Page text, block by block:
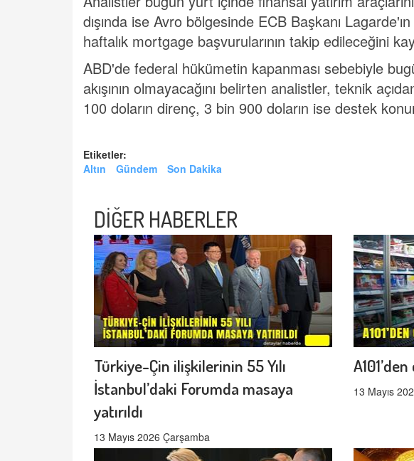
dışında ise Avro bölgesinde ECB Başkanı
haftalık mortgage başvurularının takip edileceğini
ABD'de federal hükümetin kapanması sebebiyle
akışının olmayacağını belirten analistler, teknik
100 doların direnç, 3 bin 900 doların ise destek
Etiketler:
Altın
Gündem Son Dakika
DİĞER HABERLER
Türkiye-Çin ilişkilerinin 55 Yılı
İstanbul’daki Forumda masaya
yatırıldı
13 Mayıs 2026 Çarşamba
13 Mayıs